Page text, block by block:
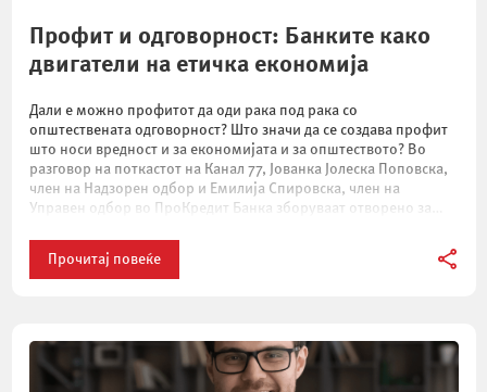
Профит и одговорност: Банките како
двигатели на етичка економија
Дали е можно профитот да оди рака под рака со
општествената одговорност? Што значи да се создава профит
што носи вредност и за економијата и за општеството? Во
разговор на поткастот на Канал 77, Јованка Јолеска Поповска,
член на Надзорен одбор и Емилија Спировска, член на
Управен одбор во ПроКредит Банка зборуваат отворено за
Прочитај повеќе